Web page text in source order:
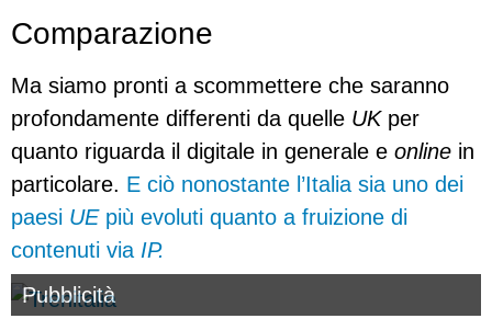
Comparazione
Ma siamo pronti a scommettere che saranno
profondamente differenti da quelle UKper
quanto riguarda il digitale in generale e online in
particolare. E ciò nonostante l’Italia sia uno dei
paesi UEpiù evoluti quanto a fruizione di
contenuti via IP.
Pubblicità